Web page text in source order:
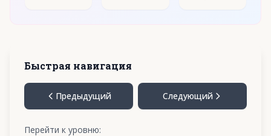
Быстрая навигация
Предыдущий Следующий
Перейти к уровню: